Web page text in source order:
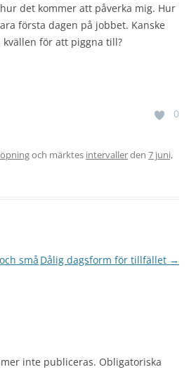
det kommer att påverka mig. Hur
första dagen på jobbet. Kanske
för att piggna till?
0
och märktes intervallerden 7 juni,
små Dålig dagsform för tillfället →
inte publiceras. Obligatoriska